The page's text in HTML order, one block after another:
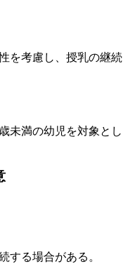
を考慮し、授乳の継続
未満の幼児を対象とし
する場合がある。